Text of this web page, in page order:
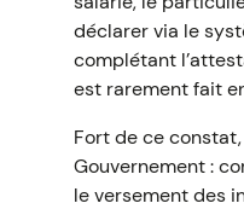
déclarer via le
complétant
est rarement fait
Fort de ce
Gouvernement :
le versement des